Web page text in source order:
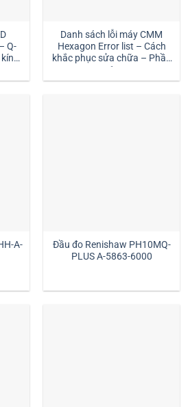
Q-
Danh sách lỗi máy CMM
Hexagon Error list – Cách
khắc phục sửa chữa – Phần
1
A-
Đầu đo Renishaw PH10MQ-
PLUS A-5863-6000